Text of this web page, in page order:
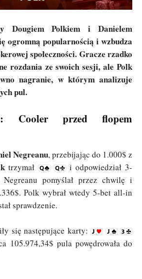
Dougiem Polkiem i Danielem
ogromną popularnością i wzbudza
społeczności. Gracze rzadko
rozdania ze swoich sesji, ale Polk
nagranie, w którym analizuje
pul.
Cooler przed flopem
Negreanu, przebijając do 1.000$ z
trzymał
i odpowiedział 3-
pomyślał przez chwilę i
Polk wybrał wtedy 5-bet all-in
sprawdzenie.
się następujące karty:
105.974,34$ pula powędrowała do